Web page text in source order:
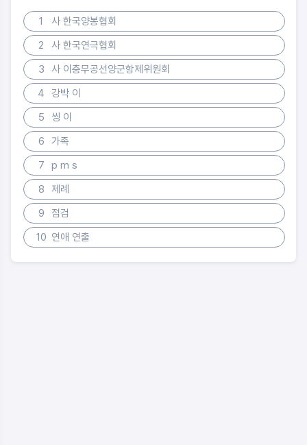
1
사 한국양봉협회
2
사 한국연극협회
3
사 이충무공선양군항제위원회
4
강박 이
5
씽 이
6
가족
7
p m s
8
제례
9
점검
10 연애 연출